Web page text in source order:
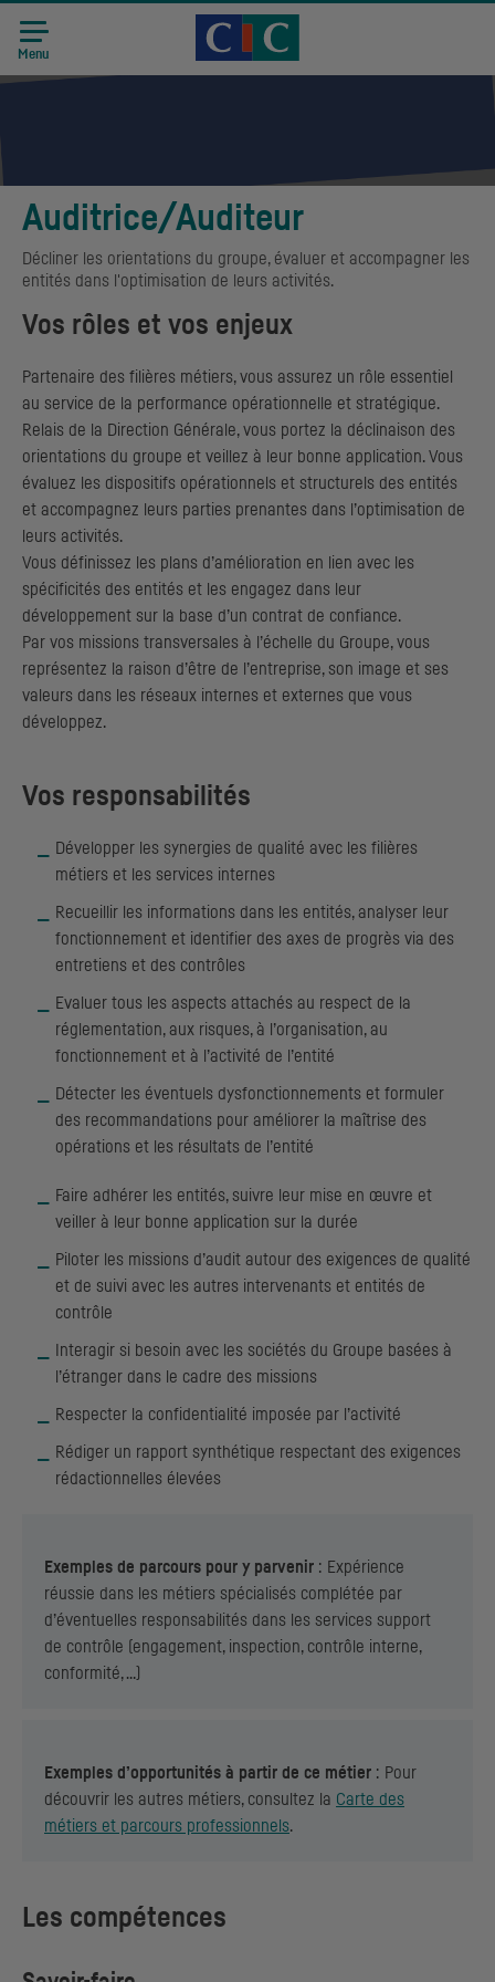
Accueil CIC Recrutement
Menu
Auditrice/Auditeur
Décliner les orientations du groupe, évaluer et accompagner les
entités dans l'optimisation de leurs activités.
Vos rôles et vos enjeux
Partenaire des filières métiers, vous assurez un rôle essentiel
au service de la performance opérationnelle et stratégique.
Relais de la Direction Générale, vous portez la déclinaison des
orientations du groupe et veillez à leur bonne application. Vous
évaluez les dispositifs opérationnels et structurels des entités
et accompagnez leurs parties prenantes dans l’optimisation de
leurs activités.
Vous définissez les plans d’amélioration en lien avec les
spécificités des entités et les engagez dans leur
développement sur la base d’un contrat de confiance.
Par vos missions transversales à l’échelle du Groupe, vous
représentez la raison d’être de l’entreprise, son image et ses
valeurs dans les réseaux internes et externes que vous
développez.
Vos responsabilités
Développer les synergies de qualité avec les filières
métiers et les services internes
Recueillir les informations dans les entités, analyser leur
fonctionnement et identifier des axes de progrès via des
entretiens et des contrôles
Evaluer tous les aspects attachés au respect de la
réglementation, aux risques, à l’organisation, au
fonctionnement et à l’activité de l’entité
Détecter les éventuels dysfonctionnements et formuler
des recommandations pour améliorer la maîtrise des
opérations et les résultats de l’entité
Faire adhérer les entités, suivre leur mise en œuvre et
veiller à leur bonne application sur la durée
Piloter les missions d’audit autour des exigences de qualité
et de suivi avec les autres intervenants et entités de
contrôle
Interagir si besoin avec les sociétés du Groupe basées à
l’étranger dans le cadre des missions
Respecter la confidentialité imposée par l’activité
Rédiger un rapport synthétique respectant des exigences
rédactionnelles élevées
Exemples de parcours pour y parvenir : Expérience
réussie dans les métiers spécialisés complétée par
d’éventuelles responsabilités dans les services support
de contrôle (engagement, inspection, contrôle interne,
conformité, …)
Exemples d’opportunités à partir de ce métier : Pour
découvrir les autres métiers, consultez la Carte des
métiers et parcours professionnels.
Les compétences